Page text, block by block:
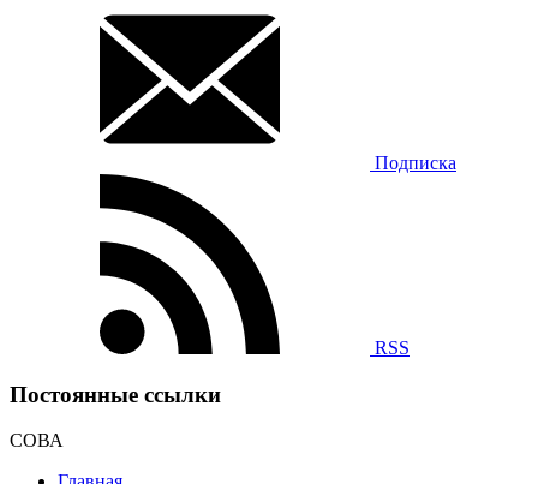
Подписка
RSS
Постоянные ссылки
СОВА